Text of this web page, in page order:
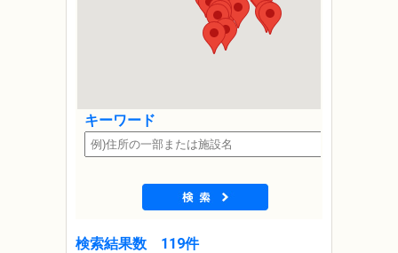
キーワード
検索結果数 119件